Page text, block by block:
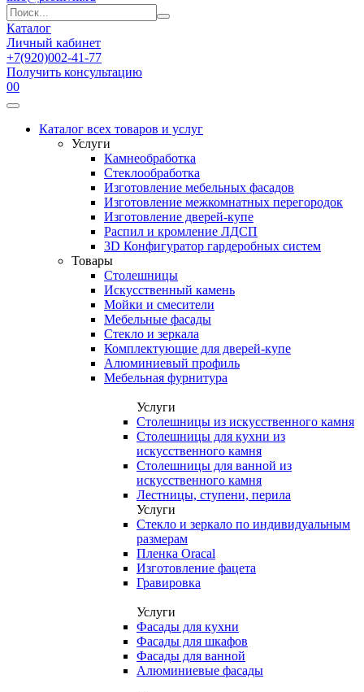
Каталог
Личный кабинет
+7(920)002-41-77
Получить консультацию
00
Каталог всех товаров и услуг
Услуги
Камнеобработка
Стеклообработка
Изготовление мебельных фасадов
Изготовление межкомнатных перегородок
Изготовление дверей-купе
Распил и кромление ЛДСП
3D Конфигуратор гардеробных систем
Товары
Столешницы
Искусственный камень
Мойки и смесители
Мебельные фасады
Стекло и зеркала
Комплектующие для дверей-купе
Алюминиевый профиль
Мебельная фурнитура
Услуги
Столешницы из искусственного камня
Столешницы для кухни из
искусственного камня
Столешницы для ванной из
искусственного камня
Лестницы, ступени, перила
Услуги
Стекло и зеркало по индивидуальным
размерам
Пленка Oracal
Изготовление фацета
Гравировка
Услуги
Фасады для кухни
Фасады для шкафов
Фасады для ванной
Алюминиевые фасады